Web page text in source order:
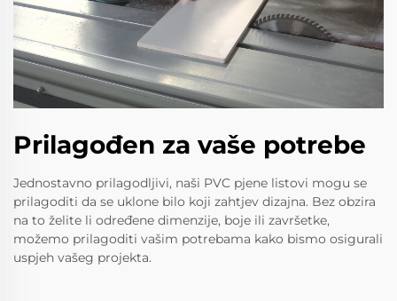
Prilagođen za vaše potrebe
Jednostavno prilagodljivi, naši PVC pjene listovi mogu se
prilagoditi da se uklone bilo koji zahtjev dizajna. Bez obzira
na to želite li određene dimenzije, boje ili završetke,
možemo prilagoditi vašim potrebama kako bismo osigurali
uspjeh vašeg projekta.